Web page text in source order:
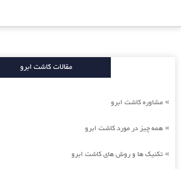
مقالات کاشت ابرو
» مشاوره کاشت ابرو
» همه چیز در مورد کاشت ابرو
» تکنیک ها و روش های کاشت ابرو